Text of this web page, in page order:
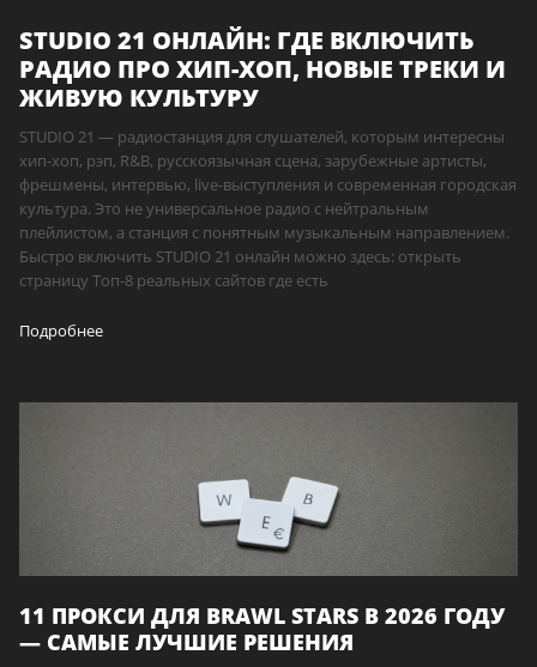
STUDIO 21 ОНЛАЙН: ГДЕ ВКЛЮЧИТЬ
РАДИО ПРО ХИП-ХОП, НОВЫЕ ТРЕКИ И
ЖИВУЮ КУЛЬТУРУ
STUDIO 21 — радиостанция для слушателей, которым интересны
хип-хоп, рэп, R&B, русскоязычная сцена, зарубежные артисты,
фрешмены, интервью, live-выступления и современная городская
культура. Это не универсальное радио с нейтральным
плейлистом, а станция с понятным музыкальным направлением.
Быстро включить STUDIO 21 онлайн можно здесь: открыть
страницу Топ-8 реальных сайтов где есть
Подробнее
11 ПРОКСИ ДЛЯ BRAWL STARS В 2026 ГОДУ
— САМЫЕ ЛУЧШИЕ РЕШЕНИЯ